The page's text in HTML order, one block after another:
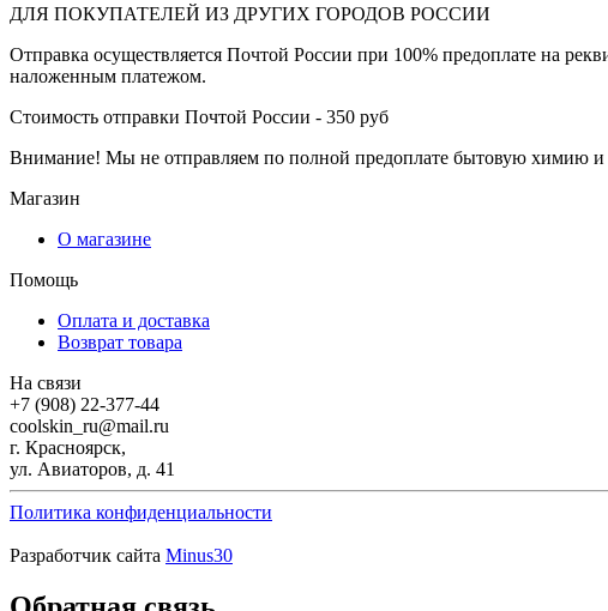
ДЛЯ ПОКУПАТЕЛЕЙ ИЗ ДРУГИХ ГОРОДОВ РОССИИ
Отправка осуществляется Почтой России при 100% предоплате на
наложенным платежом.
Стоимость отправки Почтой России - 350 руб
Внимание! Мы не отправляем по полной предоплате бытовую химию и
Магазин
О магазине
Помощь
Оплата и доставка
Возврат товара
На связи
+7 (908) 22-377-44
coolskin_ru@mail.ru
г. Красноярск,
ул. Авиаторов, д. 41
Политика конфиденциальности
Разработчик сайта Minus30